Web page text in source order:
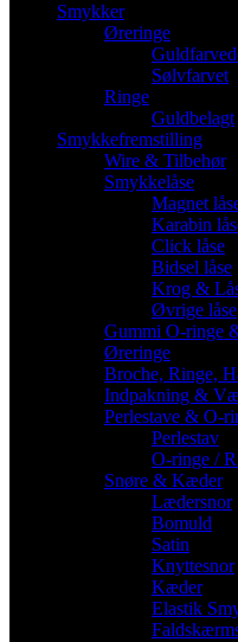
Smykker
Øreringe
Sølvfarvet
Ringe
Guldbelagt
Smykkefremstilling
Wire & Tilbehør
Smykkelåse
Magnet
Karabin
Click låse
Bidsel låse
Krog &
Øvrige låse
Gummi O-ringe
Øreringe
Broche, Ringe,
Indpakning &
Perlestave & O-
Perlestav
O-ringe /
Snøre & Kæder
Lædersnor
Bomuld
Satin
Knyttesnor
Kæder
Elastik